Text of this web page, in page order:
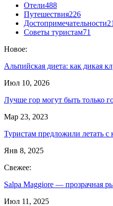
Отели488
Путешествия226
Достопримечательности
Советы туристам71
Новое:
Альпийская диета: как дикая
Июл 10, 2026
Лучше гор могут быть только
Мар 23, 2023
Туристам предложили летать с
Янв 8, 2025
Свежее:
Salpa Maggiore — прозрачная
Июл 11, 2025